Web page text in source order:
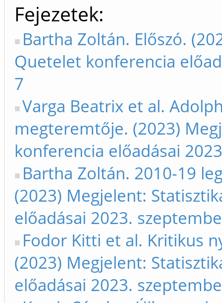
Fejezetek
Bartha Zoltán. Előszó.
Quetelet konferencia
7
Varga Beatrix et al.
megteremtője. (2023)
konferencia előadásai
Bartha Zoltán. 2010-19
(2023) Megjelent:
előadásai 2023.
Fodor Kitti et al. Kritikus
(2023) Megjelent:
előadásai 2023.